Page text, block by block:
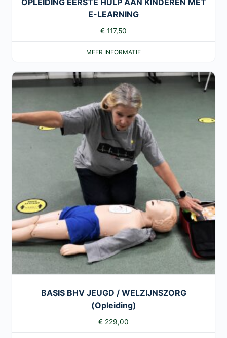
OPLEIDING EERSTE HULP AAN KINDEREN MET
E-LEARNING
€ 117,50
MEER INFORMATIE
BASIS BHV JEUGD / WELZIJNSZORG
(Opleiding)
€ 229,00